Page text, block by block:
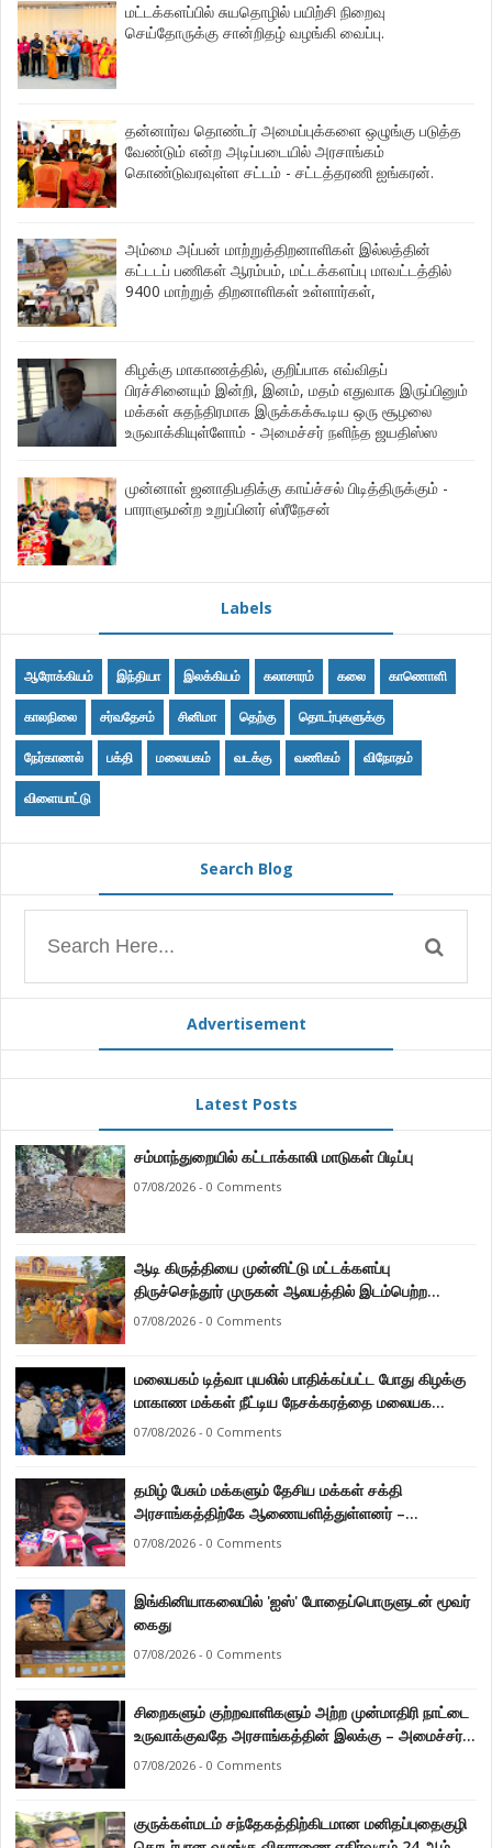
மட்டக்களப்பில் சுயதொழில் பயிற்சி நிறைவு
செய்தோருக்கு சான்றிதழ் வழங்கி வைப்பு.
தன்னார்வ தொண்டர் அமைப்புக்களை ஒழுங்கு படுத்த
வேண்டும் என்ற அடிப்படையில் அரசாங்கம்
கொண்டுவரவுள்ள சட்டம் - சட்டத்தரணி ஐங்கரன்.
அம்மை அப்பன் மாற்றுத்திறனாளிகள் இல்லத்தின்
கட்டடப் பணிகள் ஆரம்பம், மட்டக்களப்பு மாவட்டத்தில்
9400 மாற்றுத் திறனாளிகள் உள்ளார்கள்,
கிழக்கு மாகாணத்தில், குறிப்பாக எவ்விதப்
பிரச்சினையும் இன்றி, இனம், மதம் எதுவாக இருப்பினும்
மக்கள் சுதந்திரமாக இருக்கக்கூடிய ஒரு சூழலை
உருவாக்கியுள்ளோம் - அமைச்சர் நளிந்த ஜயதிஸ்ஸ
முன்னாள் ஜனாதிபதிக்கு காய்ச்சல் பிடித்திருக்கும் -
பாராளுமன்ற உறுப்பினர் ஸ்ரீநேசன்
Labels
ஆரோக்கியம் இந்தியா இலக்கியம் கலாசாரம் கலை காணொளி
காலநிலை சர்வதேசம் சினிமா தெற்கு தொடர்புகளுக்கு
நேர்காணல் பக்தி மலையகம் வடக்கு வணிகம் விநோதம்
விளையாட்டு
Search Blog
Advertisement
Latest Posts
சம்மாந்துறையில் கட்டாக்காலி மாடுகள் பிடிப்பு
07/08/2026 - 0 Comments
ஆடி கிருத்தியை முன்னிட்டு மட்டக்களப்பு
திருச்செந்தூர் முருகன் ஆலயத்தில் இடம்பெற்ற
பால்குட பவனி 1008 சங்கா ஆபிஷேக நிகழ்வு.
07/08/2026 - 0 Comments
மலையகம் டித்வா புயலில் பாதிக்கப்பட்ட போது கிழக்கு
மாகாண மக்கள் நீட்டிய நேசக்கரத்தை மலையக
மக்கள் ஒருபோதும் மறக்கமாட்டார்கள் : நுவரெலியா
07/08/2026 - 0 Comments
தமிழ் பேசும் மக்களும் தேசிய மக்கள் சக்தி
அரசாங்கத்திற்கே ஆணையளித்துள்ளனர் –
கடற்றொழில் அமைச்சர் இராமலிங்கம் சந்திரசேகர்
07/08/2026 - 0 Comments
இங்கினியாகலையில் 'ஐஸ்' போதைப்பொருளுடன் மூவர்
கைது
07/08/2026 - 0 Comments
சிறைகளும் குற்றவாளிகளும் அற்ற முன்மாதிரி நாட்டை
உருவாக்குவதே அரசாங்கத்தின் இலக்கு – அமைச்சர்
இராமலிங்கம் சந்திரசேகர்
07/08/2026 - 0 Comments
குருக்கள்மடம் சந்தேகத்திற்கிடமான மனிதப்புதைகுழி